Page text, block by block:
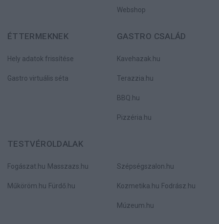
Webshop
ÉTTERMEKNEK
Hely adatok frissítése
Gastro virtuális séta
GASTRO CSALÁD
Kavehazak.hu
Terazzia.hu
BBQ.hu
Pizzéria.hu
TESTVÉROLDALAK
Fogászat.hu Masszazs.hu
Műköröm.hu Fürdő.hu
Szépségszalon.hu
Kozmetika.hu Fodrász.hu
Múzeum.hu